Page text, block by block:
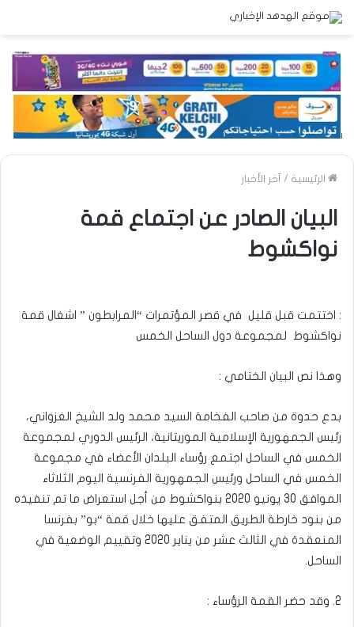
الرئيسية / آخر الأخبار
البيان الصادر عن اجتماع قمة
نواكشوط
: اختتمت قبل قليل في قصر المؤتمرات “المرابطون ” اشغال قمة
نواكشوط لمجموعة دول الساحل الخمس
وهذا نص البيان الختامي :
بدع حدوة من صاحب الفخامة السيد محمد ولد الشيخ الغزواني،
رئيس الجمهورية الإسلامية الموريتانية، الرئيس الدوري لمجموعة
الخمس في الساحل اجتمع رؤساء البلدان الأعضاء في مجموعة
الخمس في الساحل ورئيس الجمهورية الفرنسية اليوم الثلاثاء
الموافق 30 يونيو 2020 بنواكشوط من أجل استعراض ما تم تنفيذه
من بنود خارطة الطريق المتفق عليها خلال قمة “بو” بفرنسا
المنعقدة في الثالث عشر من يناير 2020 وتقييم الوضعية في
الساحل.
2. وقد حضر القمة الرؤساء :